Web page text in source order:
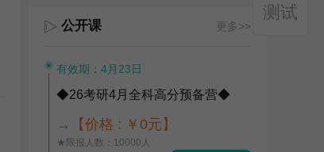
测试
公开课 更多>>
有效期：4月23日
◆26考研4月全科高分预备营◆
→【价格 : ￥0元】
★限报人数：10000人